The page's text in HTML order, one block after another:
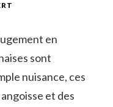
en
sont
nuisance, ces
et des